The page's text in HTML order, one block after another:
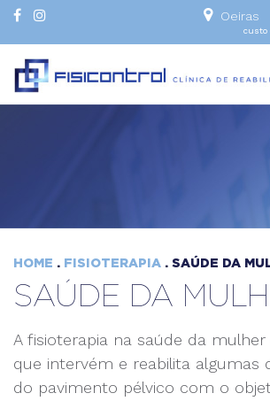
Oeiras
custo
HOME . FISIOTERAPIA . SAÚDE DA
SAÚDE DA
A fisioterapia na saúde da
que intervém e reabilita algumas
do pavimento pélvico com o